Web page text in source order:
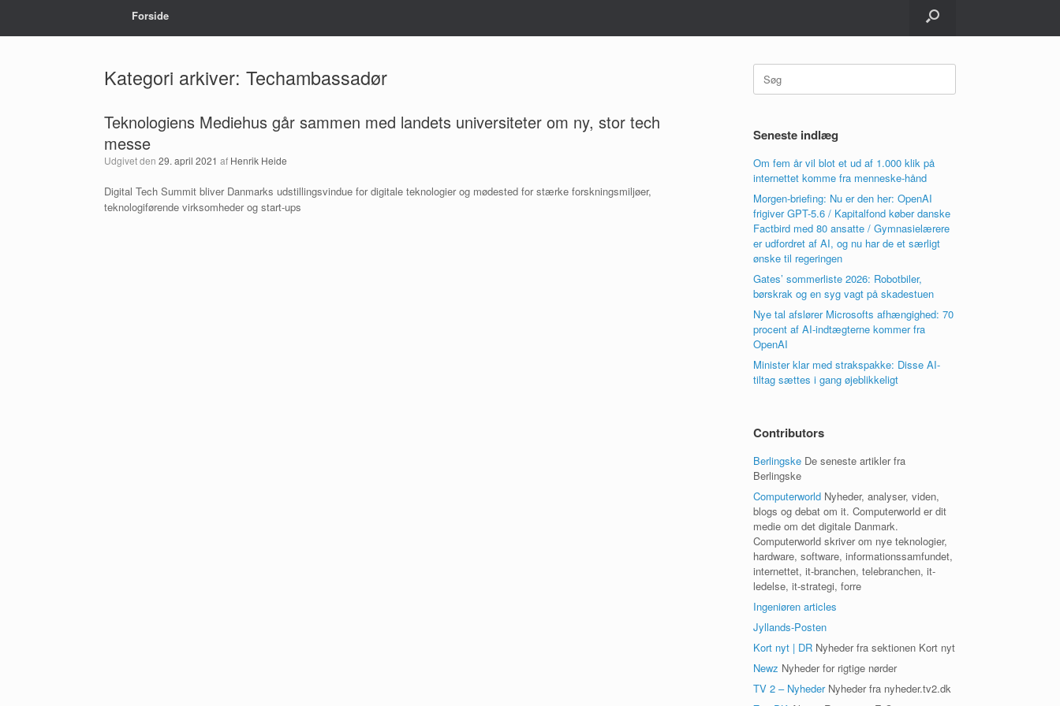
Forside
Kategori arkiver: Techambassadør
Teknologiens Mediehus går sammen med landets universiteter om ny, stor tech
messe
Udgivet den 29. april 2021 af Henrik Heide
Digital Tech Summit bliver Danmarks udstillingsvindue for digitale teknologier og mødested for stærke forskningsmiljøer,
teknologiførende virksomheder og start-ups
Søg
efter:
Seneste indlæg
Om fem år vil blot et ud af 1.000 klik på
internettet komme fra menneske-hånd
Morgen-briefing: Nu er den her: OpenAI
frigiver GPT-5.6 / Kapitalfond køber danske
Factbird med 80 ansatte / Gymnasielærere
er udfordret af AI, og nu har de et særligt
ønske til regeringen
Gates’ sommerliste 2026: Robotbiler,
børskrak og en syg vagt på skadestuen
Nye tal afslører Microsofts afhængighed: 70
procent af AI-indtægterne kommer fra
OpenAI
Minister klar med strakspakke: Disse AI-
tiltag sættes i gang øjeblikkeligt
Contributors
Berlingske De seneste artikler fra
Berlingske
Computerworld Nyheder, analyser, viden,
blogs og debat om it. Computerworld er dit
medie om det digitale Danmark.
Computerworld skriver om nye teknologier,
hardware, software, informationssamfundet,
internettet, it-branchen, telebranchen, it-
ledelse, it-strategi, forre
Ingeniøren articles
Jyllands-Posten
Kort nyt | DR Nyheder fra sektionen Kort nyt
Newz Nyheder for rigtige nørder
TV 2 – NyhederNyheder fra nyheder.tv2.dk